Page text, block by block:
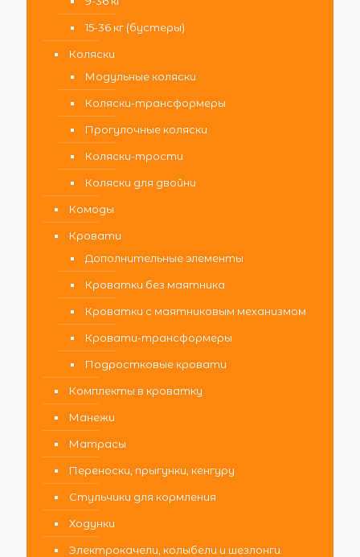
15-36 кг (бустеры)
Коляски
Модульные коляски
Коляски-трансформеры
Прогулочные коляски
Коляски-трости
Коляски для двойни
Комоды
Кровати
Дополнительные элементы
Кроватки без маятника
Кроватки с маятниковым механизмом
Кровати-трансформеры
Подростковые кровати
Комплекты в кроватку
Манежи
Матрасы
Переноски, прыгунки, кенгуру
Стульчики для кормления
Ходунки
Электрокачели, колыбели и шезлонги